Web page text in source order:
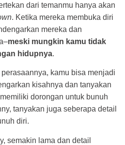
dari temanmu hanya akan
. Ketika mereka membuka diri
mereka dan
meski mungkin kamu tidak
hidupnya.
kamu bisa menjadi
kisahnya dan tanyakan
dorongan untuk bunuh
tanyakan juga seberapa detail
diri.
semakin lama dan detail